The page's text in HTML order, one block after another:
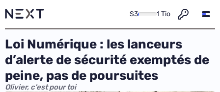
S3 1 Tio
Loi Numérique : les lanceurs
d’alerte de sécurité exemptés de
peine, pas de poursuites
Olivier, c'est pour toi